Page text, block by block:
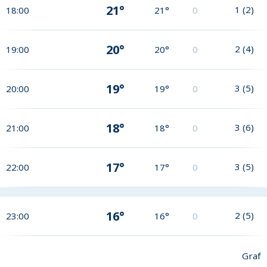
18:00 21° 21° 0 1 (2)
19:00 20° 20° 0 2 (4)
20:00 19° 19° 0 3 (5)
21:00 18° 18° 0 3 (6)
22:00 17° 17° 0 3 (5)
23:00 16° 16° 0 2 (5)
Graf